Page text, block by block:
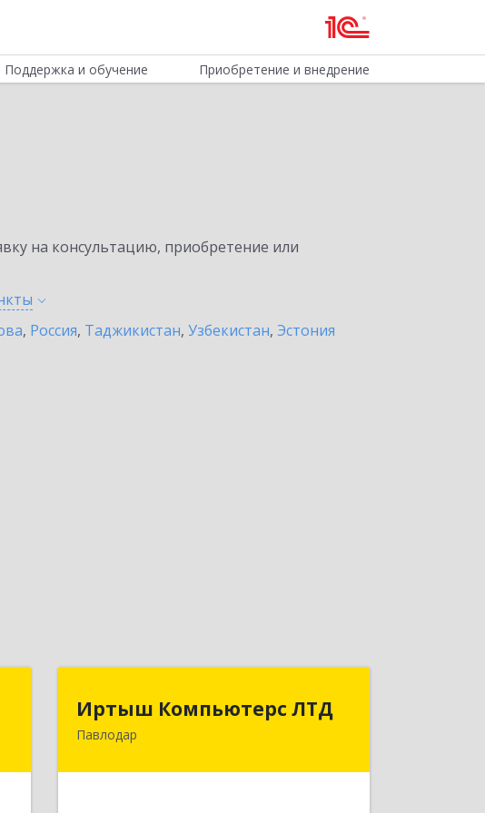
Поддержка и обучение Приобретение и внедрение
на консультацию, приобретение или
, Россия, Таджикистан, Узбекистан, Эстония
Иртыш Компьютерс ЛТД
ПавлодарКАЗАХСТАН , 140000, г.Павлодар,